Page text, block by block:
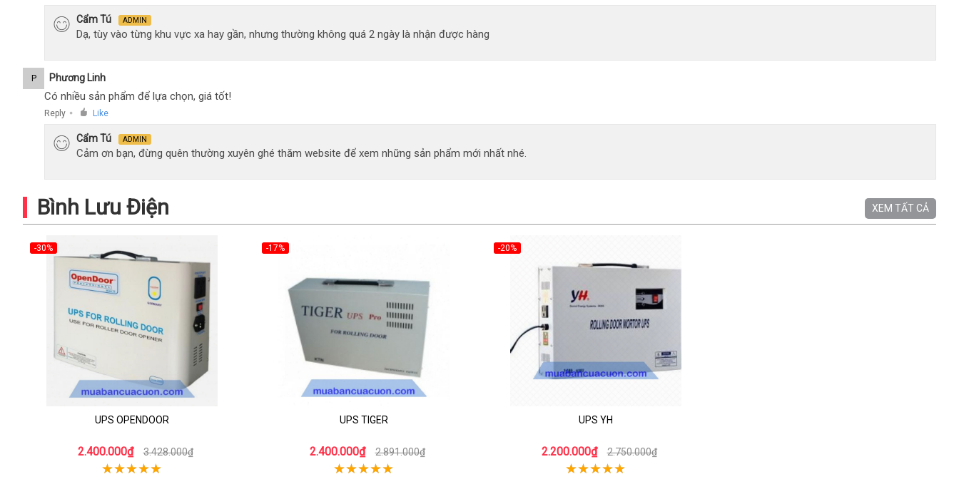
Cẩm Tú ADMIN
Dạ, tùy vào từng khu vực xa hay gần, nhưng thường không quá 2 ngày là nhận được hàng
P Phương Linh
Có nhiều sản phẩm để lựa chọn, giá tốt!
Reply ● Like
Cẩm Tú ADMIN
Cảm ơn bạn, đừng quên thường xuyên ghé thăm website để xem những sản phẩm mới nhất nhé.
Bình Lưu Điện XEM TẤT CẢ
-30%
UPS OPENDOOR
2.400.000₫ 3.428.000₫
-17%
UPS TIGER
2.400.000₫ 2.891.000₫
-20%
UPS YH
2.200.000₫ 2.750.000₫